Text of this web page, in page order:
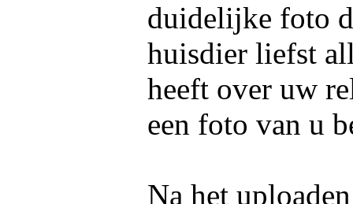
duidelijke foto
huisdier liefst
heeft over uw
een foto van u
Na het